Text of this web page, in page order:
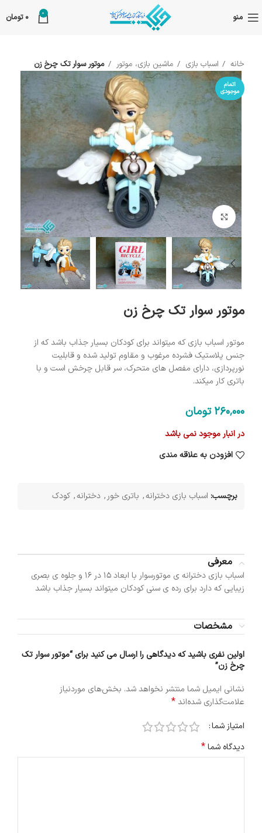
منو 0
0 تومان
خانه اسباب بازی ماشین بازی، موتور موتور سوار تک چرخ زن
اتمام
موجودی
بزرگنمایی تصویر
موتور سوار تک چرخ زن
موتور اسباب بازی که میتواند برای کودکان بسیار جذاب باشد که از
جنس پلاستیک فشرده مرغوب و مقاوم تولید شده و قابلیت
نورپردازی، دارای مفصل های متحرک، سر قابل چرخش است و با
باتری کار میکند.
260٬000 تومان
در انبار موجود نمی باشد
افزودن به علاقه مندی
برچسب: اسباب بازی دخترانه, باتری خور , دخترانه, کودک
معرفی
اسباب بازی دخترانه ی موتورسوار با ابعاد 15 در 16 و جلوه ی بصری
زیبایی که دارد برای رده ی سنی کودکان میتواند بسیار جذاب باشد
مشخصات
اولین نفری باشید که دیدگاهی را ارسال می کنید برای “موتور سوار تک
چرخ زن”
نشانی ایمیل شما منتشر نخواهد شد. بخش‌های موردنیاز
علامت‌گذاری شده‌اند*
امتیاز شما
دیدگاه شما*